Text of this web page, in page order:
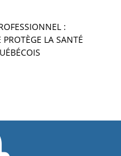
:
LA SANTÉ